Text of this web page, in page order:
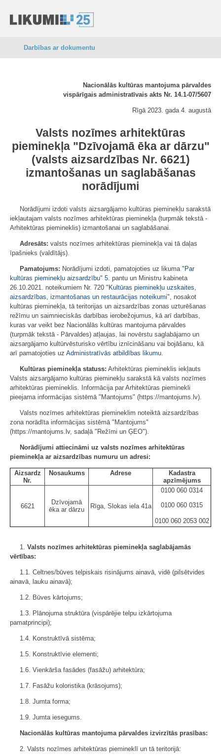
Darbības ar dokumentu
Nacionālās kultūras mantojuma pārvaldes
vispārīgais administratīvais akts Nr. 14.1-07/5607
Rīgā 2023. gada 4. augustā
Valsts nozīmes arhitektūras
pieminekļa "Dzīvojamā ēka ar dārzu"
(valsts aizsardzības Nr. 6621)
izmantošanas un saglabāšanas
norādījumi
Norādījumi izdoti valsts aizsargājamo kultūras pieminekļu sarakstā
iekļautajam valsts nozīmes arhitektūras pieminekļa (turpmāk tekstā -
Arhitektūras piemineklis) izmantošanai un saglabāšanai.
Adresāts: valsts nozīmes arhitektūras pieminekļa vai tā daļas
īpašnieks (valdītājs).
Pamatojums: Norādījumi izdoti, pamatojoties uz likuma " Par
kultūras pieminekļu aizsardzību" 5. pantu un Ministru kabineta
26.10.2021. noteikumiem Nr. 720 " Kultūras pieminekļu uzskaites,
aizsardzības, izmantošanas un restaurācijas noteikumi", nosakot
kultūras pieminekļa, tā teritorijas un aizsardzības zonas uzturēšanas
režīmu un saimnieciskās darbības ierobežojumus, kā arī darbības,
kuras var veikt bez Nacionālās kultūras mantojuma pārvaldes
(turpmāk tekstā - Pārvaldes) atļaujas, lai novērstu saglabājamo un
aizsargājamo kultūrvēsturisko vērtību iznīcināšanu vai bojāšanu, kā
arī pamatojoties uz Administratīvās atbildības likumu.
Kultūras pieminekļa statuss: Arhitektūras piemineklis iekļauts
Valsts aizsargājamo kultūras pieminekļu sarakstā kā valsts nozīmes
arhitektūras piemineklis. Informācija par Arhitektūras pieminekli
pieejama informācijas sistēmā "Mantojums" (https://mantojums.lv).
Valsts nozīmes arhitektūras piemineklim noteiktā aizsardzības
zona norādīta informācijas sistēmā "Mantojums"
(https://mantojums.lv, sadaļā "Režīmi un ĢEO").
Norādījumi attiecināmi uz valsts nozīmes arhitektūras
pieminekļa ar aizsardzības numuru un adresi:
Aizsardz
Nr.
Nosaukums Adrese
Kadastra
apzīmējums
6621
Dzīvojamā
ēka ar dārzu
Rīga, Slokas iela 41a
0100 060 0314
0100 060 0315
0100 060 2053 002
1. Valsts nozīmes arhitektūras pieminekļa saglabājamās
vērtības:
1.1. Celtnes/būves telpiskais risinājums ainavā, vidē (pilsētvides
ainavā, lauku ainavā);
1.2. Būves kārtojums;
1.3. Plānojuma struktūra (vispārējie telpu izkārtojuma
pamatprincipi);
1.4. Konstruktīvā sistēma;
1.5. Konstruktīvie elementi;
1.6. Vienkārša fasādes (fasāžu) arhitektūra;
1.7. Fasāžu koloristika (krāsojums);
1.8. Jumta forma;
1.9. Jumta iesegums.
Nacionālās kultūras mantojuma pārvaldes izvirzītās prasības:
2. Valsts nozīmes arhitektūras piemineklī un tā teritorijā: